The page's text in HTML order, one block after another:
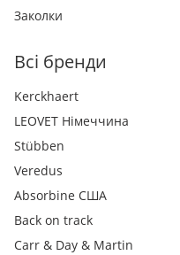
Заколки
Всі бренди
Kerckhaert
LEOVET Німеччина
Stübben
Veredus
Absorbine США
Back on track
Carr & Day & Martin